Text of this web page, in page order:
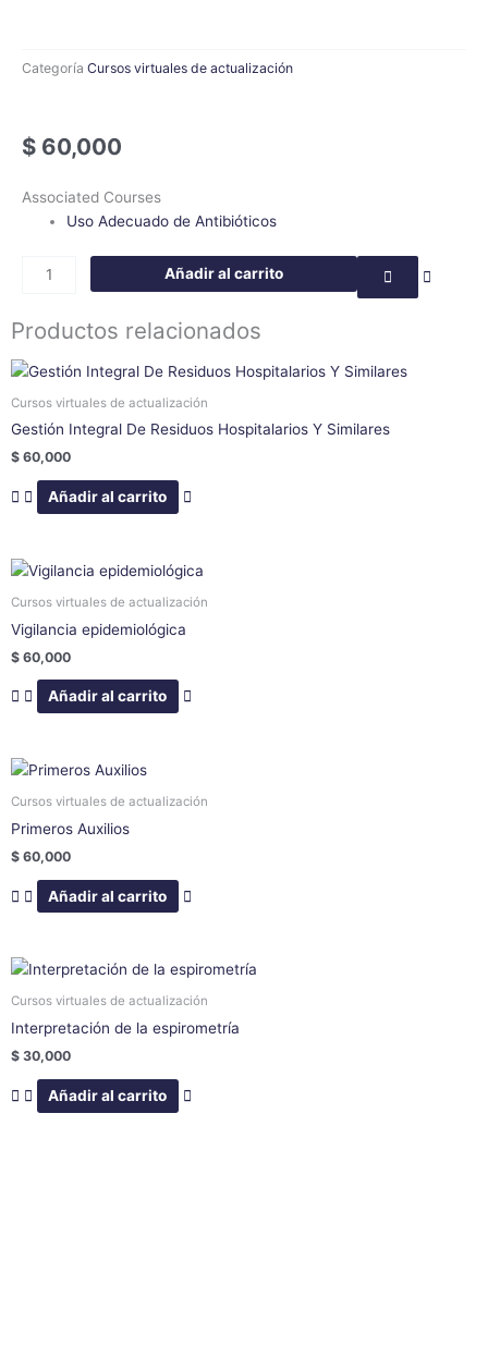
Categoría Cursos virtuales de actualización
$ 60,000
Associated Courses
Uso Adecuado de Antibióticos
Uso
Adecuado
Antibióticos
Añadir al carrito
Productos relacionados
Cursos virtuales de actualización
Gestión Integral De Residuos Hospitalarios Y Similares
$ 60,000
Añadir al carrito
Cursos virtuales de actualización
Vigilancia epidemiológica
$ 60,000
Añadir al carrito
Cursos virtuales de actualización
Primeros Auxilios
$ 60,000
Añadir al carrito
Cursos virtuales de actualización
Interpretación de la espirometría
$ 30,000
Añadir al carrito